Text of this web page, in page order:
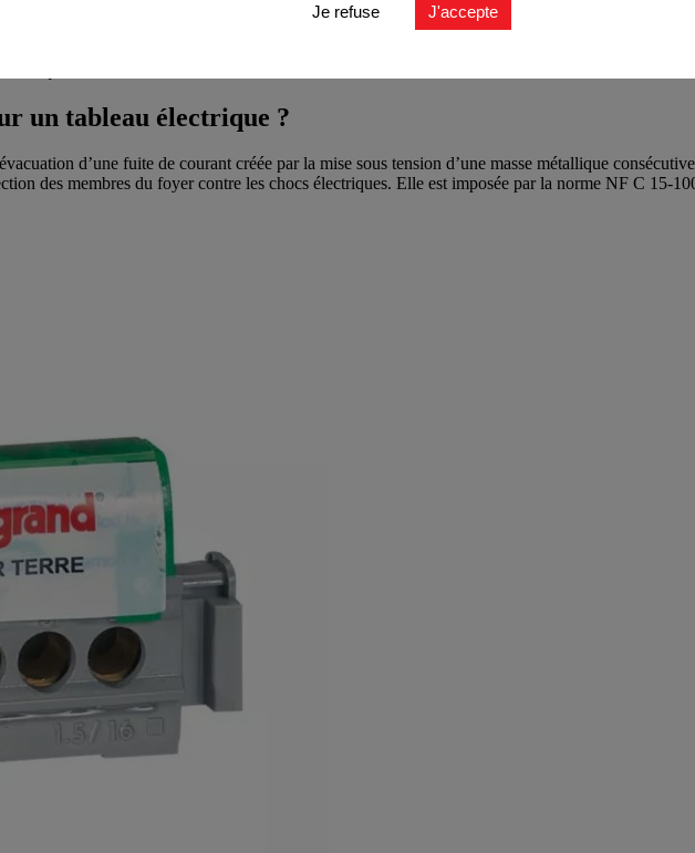
?
un tableau électrique ?
d’une fuite de courant créée par la mise sous tension d’une masse métallique
des membres du foyer contre les chocs électriques. Elle est imposée par la norme NF C 15-
Je refuse J'accepte